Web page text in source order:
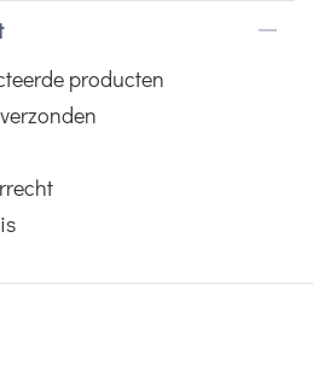
producten